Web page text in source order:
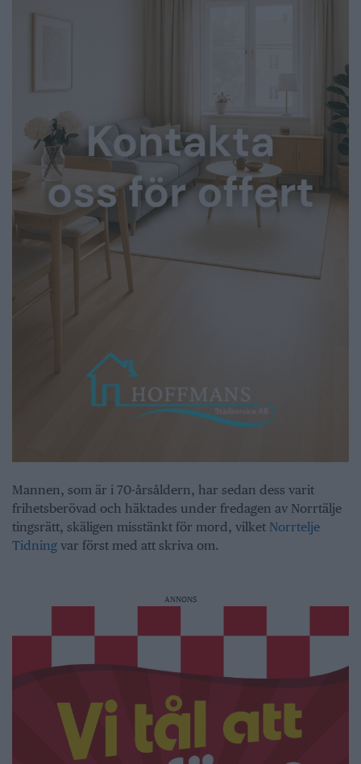
Mannen, som är i 70-årsåldern, har sedan dess varit
frihetsberövad och häktades under fredagen av Norrtälje
tingsrätt, skäligen misstänkt för mord, vilket Norrtelje
Tidning var först med att skriva om.
ANNONS